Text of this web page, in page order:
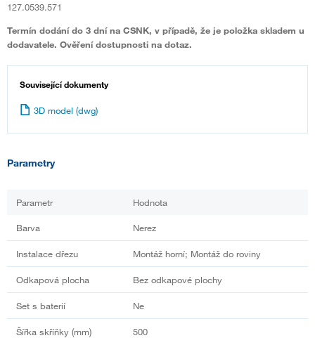
127.0539.571
Termín dodání do 3 dní na CSNK, v případě, že je položka skladem u
dodavatele. Ověření dostupnosti na dotaz.
Související dokumenty
3D model (dwg)
Parametry
Parametr Hodnota
Barva Nerez
Instalace dřezu Montáž horní; Montáž do roviny
Odkapová plocha Bez odkapové plochy
Set s baterií Ne
Šířka skříňky (mm) 500